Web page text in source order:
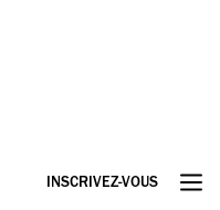
INSCRIVEZ-VOUS